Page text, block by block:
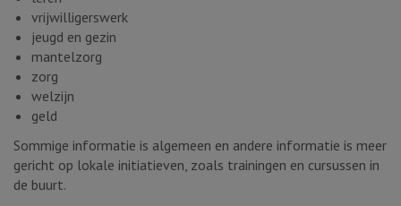
vrijwilligerswerk
jeugd en gezin
mantelzorg
zorg
welzijn
geld
Sommige informatie is algemeen en andere informatie is meer
gericht op lokale initiatieven, zoals trainingen en cursussen in
de buurt.